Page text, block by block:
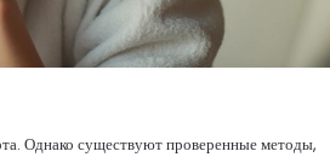
Однако существуют проверенные методы,